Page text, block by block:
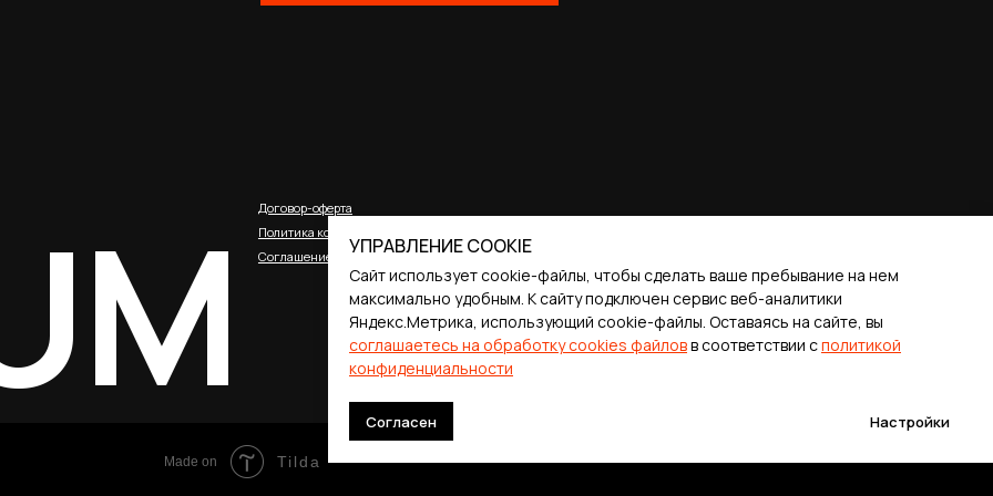
УПРАВЛЕНИЕ COOKIE
Сайт использует cookie-файлы, чтобы сделать ваше пребывание на нем
максимально удобным. К cайту подключен сервис веб-аналитики
Яндекс.Метрика, использующий cookie-файлы. Оставаясь на сайте, вы
соглашаетесь на обработку cookies файловв соответствии сполитикой
конфиденциальности
Согласен Настройки
Made on Tilda